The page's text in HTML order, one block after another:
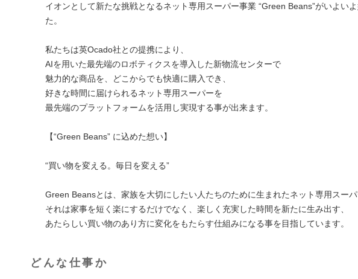
イオンとして新たな挑戦となるネット専用スーパー事業 “Green Beans”がいよい
た。
私たちは英Ocado社との提携により、
AIを用いた最先端のロボティクスを導入した新物流センターで
魅力的な商品を、どこからでも快適に購入でき、
好きな時間に届けられるネット専用スーパーを
最先端のプラットフォームを活用し実現する事が出来ます。
【“Green Beans” に込めた想い】
“買い物を変える。毎日を変える”
Green Beansとは、家族を大切にしたい人たちのために生まれたネット専用スーパ
それは家事を短く楽にするだけでなく、楽しく充実した時間を新たに生み出す、
あたらしい買い物のあり方に変化をもたらす仕組みになる事を目指しています。
どんな仕事か